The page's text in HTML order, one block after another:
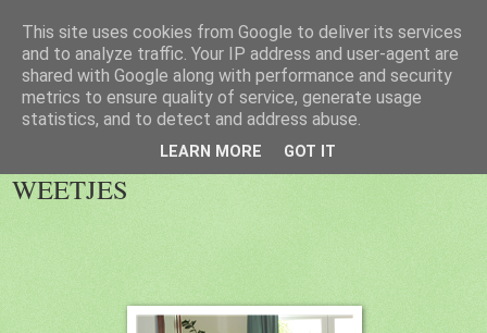
Blog 2de kleuter B
WEETJES
This site uses cookies from Google to deliver its services
and to analyze traffic. Your IP address and user-agent are
shared with Google along with performance and security
metrics to ensure quality of service, generate usage
statistics, and to detect and address abuse.
LEARN MORE GOT IT